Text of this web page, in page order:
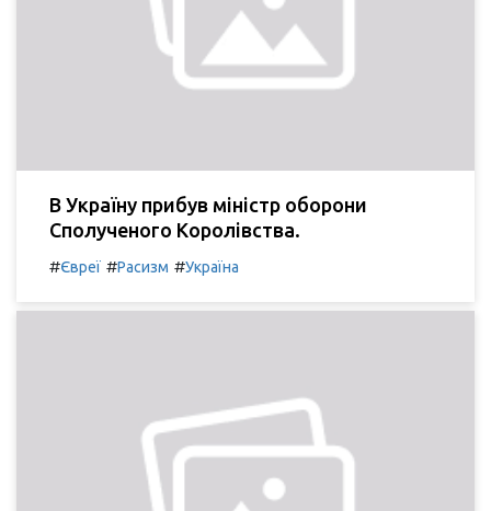
В Україну прибув міністр оборони
Сполученого Королівства.
#Євреї #Расизм #Україна